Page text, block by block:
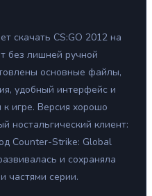
скачать CS:GO 2012 на
без лишней ручной
основные файлы,
удобный интерфейс и
игре. Версия хорошо
ностальгический клиент:
Counter-Strike: Global
и сохраняла
частями серии.